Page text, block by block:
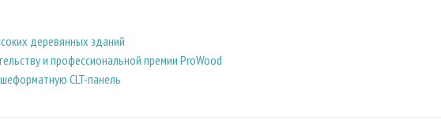
деревянных зданий
и профессиональной премии ProWood
CLT-панель